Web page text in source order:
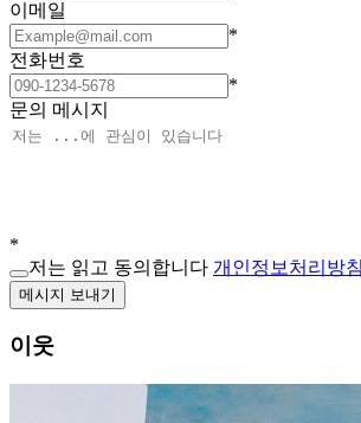
이메일
*
전화번호
*
문의 메시지
*
저는 읽고 동의합니다 개인정보처리방침
메시지 보내기
이웃